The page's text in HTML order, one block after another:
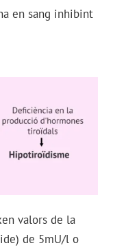
en sang inhibint
valors de la
de 5mU/l o